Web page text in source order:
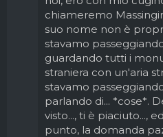
chiameremo
suo nome non è
stavamo
guardando tutti i
straniera con un'aria
stavamo
parlando di... *cose*.
visto..., ti è piaciuto...,
punto, la domanda